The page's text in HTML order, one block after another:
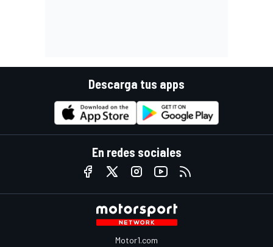
Descarga tus apps
En redes sociales
Motor1.com